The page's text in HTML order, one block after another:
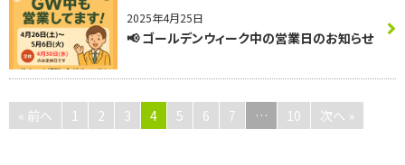
2025年4月25日
📢ゴールデンウィーク中の営業日のお知らせ
« 前へ 1 2 3 4 5 6 7 … 10 次へ »